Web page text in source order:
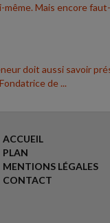
Mais encore
doit aussi savoir
de ...
ACCUEIL
PLAN
MENTIONS LÉGALES
CONTACT